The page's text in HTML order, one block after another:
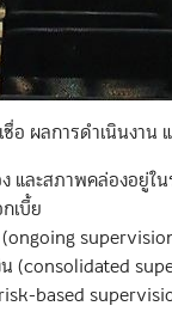
อ ผลการดำเนินง
และสภาพคล่องอยู่
เบี้ย
(consolidated
based